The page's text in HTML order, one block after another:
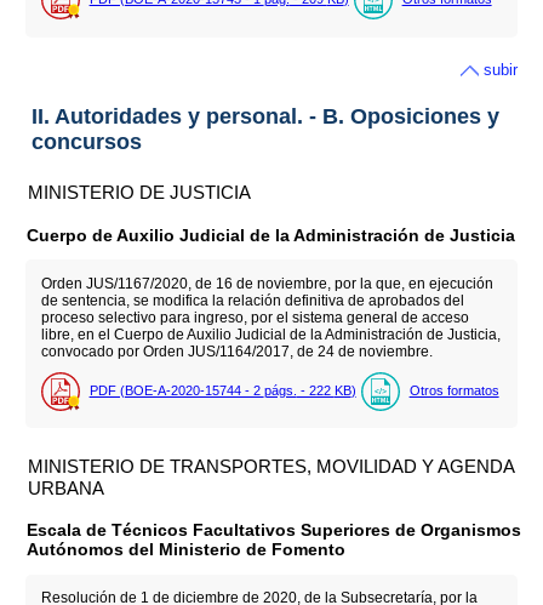
subir
II. Autoridades y personal. - B. Oposiciones y
concursos
MINISTERIO DE JUSTICIA
Cuerpo de Auxilio Judicial de la Administración de Justicia
Orden JUS/1167/2020, de 16 de noviembre, por la que, en ejecución
de sentencia, se modifica la relación definitiva de aprobados del
proceso selectivo para ingreso, por el sistema general de acceso
libre, en el Cuerpo de Auxilio Judicial de la Administración de Justicia,
convocado por Orden JUS/1164/2017, de 24 de noviembre.
PDF (BOE-A-2020-15744 - 2 págs. - 222 KB) Otros formatos
MINISTERIO DE TRANSPORTES, MOVILIDAD Y AGENDA
URBANA
Escala de Técnicos Facultativos Superiores de Organismos
Autónomos del Ministerio de Fomento
Resolución de 1 de diciembre de 2020, de la Subsecretaría, por la